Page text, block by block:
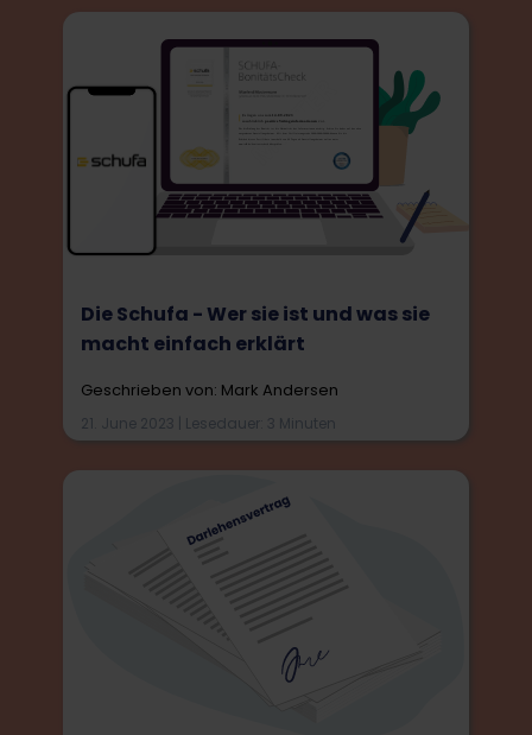
Die Schufa - Wer sie ist und was sie
macht einfach erklärt
Geschrieben von: Mark Andersen
21. June 2023 | Lesedauer: 3 Minuten